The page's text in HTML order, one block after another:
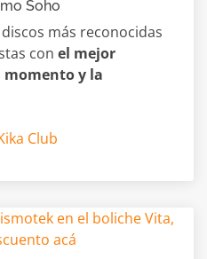
Soho
más reconocidas
con el mejor
momento y la
Club